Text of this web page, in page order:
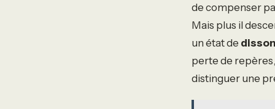
de compenser
Mais plus il
un état de
perte de
distinguer une